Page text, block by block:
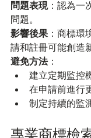
問題表現：認為一
問題。
影響後果 ：商標環
請和註冊可能創造
避免方法：
建立定期監控
在申請前進行
制定持續的監
專業商標檢